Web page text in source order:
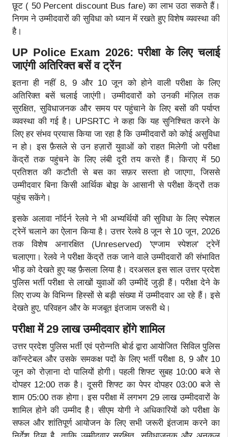
छूट ( 50 Percent discount Bus fare) का लाभ उठा सकते हैं।
निगम ने उम्मीदवारों की सुविधा को ध्यान में रखते हुए विशेष व्यवस्था की
है।
UP Police Exam 2026: परीक्षा के लिए चलाई
जाएंगी अतिरिक्त बसें व ट्रेंन
इतना ही नहीं 8, 9 और 10 जून को होने वाली परीक्षा के लिए
अतिरिक्त बसें चलाई जाएंगी। उम्मीदवारों को उनकी मंज़िल तक
सुरक्षित, सुविधाजनक और समय पर पहुंचाने के लिए बसों की पर्याप्त
व्यवस्था की गई है। UPSRTC ने कहा कि यह सुनिश्चित करने के
लिए हर संभव प्रयास किया जा रहा है कि उम्मीदवारों को कोई असुविधा
न हो। इस फ़ैसले से उन हज़ारों युवाओं को राहत मिलेगी जो परीक्षा
केंद्रों तक पहुंचने के लिए लंबी दूरी तय करते हैं। किराए में 50
प्रतिशत की कटौती से बस का सफ़र सस्ता हो जाएगा, जिससे
उम्मीदवार बिना किसी आर्थिक बोझ के आसानी से परीक्षा केंद्रों तक
पहुंच सकेंगे।
इसके अलावा नॉर्दर्न रेलवे ने भी अभ्यर्थियों की सुविधा के लिए स्पेशल
ट्रेनें चलाने का ऐलान किया है। उत्तर रेलवे 8 जून से 10 जून, 2026
तक विशेष अनारक्षित (Unreserved) 'एग्जाम स्पेशल' ट्रेनें
चलाएगा। रेलवे ने परीक्षा केंद्रों तक जाने वाले उम्मीदवारों की संभावित
भीड़ को देखते हुए यह फ़ैसला लिया है। दरअसल इस साल उत्तर प्रदेश
पुलिस भर्ती परीक्षा से लाखों युवाओं की उम्मीदें जुड़ी हैं। परीक्षा देने के
लिए राज्य के विभिन्न हिस्सों से बड़ी संख्या में उम्मीदवार आ रहे हैं। इसे
देखते हुए, परिवहन और के मजबूत इंतजाम जरूरी थे।
परीक्षा में 29 लाख उम्मीदवार होंगे शामिल
उत्तर प्रदेश पुलिस भर्ती एवं प्रोन्नति बोर्ड द्वारा आयोजित सिविल पुलिस
कॉन्स्टेबल और उसके समकक्ष पदों के लिए भर्ती परीक्षा 8, 9 और 10
जून को रोज़ाना दो पालियों होगी। पहली शिफ्ट सुबह 10:00 बजे से
दोपहर 12:00 तक है। दूसरी शिफ्ट का पेपर दोपहर 03:00 बजे से
शाम 05:00 तक होगा। इस परीक्षा में लगभग 29 लाख उम्मीदवारों के
शामिल होने की उम्मीद है। सीएम योगी ने अधिकारियों को परीक्षा के
सफल और शांतिपूर्ण आयोजन के लिए सभी जरूरी इंतजाम करने का